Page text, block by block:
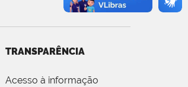
TRANSPARÊNCIA
Acesso à informação